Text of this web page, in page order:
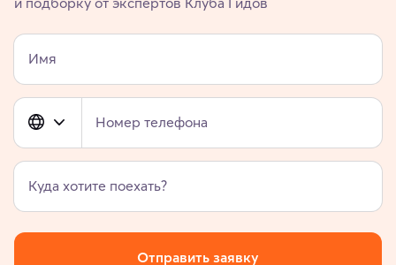
Имя
Номер телефона
Куда хотите поехать?
Отправить заявку